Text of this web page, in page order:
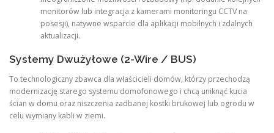
monitorów lub integracja z kamerami monitoringu CCTV na
posesji), natywne wsparcie dla aplikacji mobilnych i zdalnych
aktualizacji.
Systemy Dwużyłowe (2-Wire / BUS)
To technologiczny zbawca dla właścicieli domów, którzy przechodzą
modernizację starego systemu domofonowego i chcą uniknąć kucia
ścian w domu oraz niszczenia zadbanej kostki brukowej lub ogrodu w
celu wymiany kabli w ziemi.